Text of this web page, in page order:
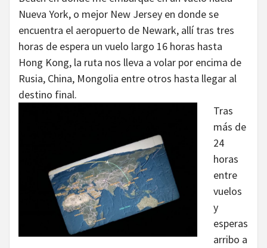
Nueva York, o mejor New Jersey en donde se
encuentra el aeropuerto de Newark, allí tras tres
horas de espera un vuelo largo 16 horas hasta
Hong Kong, la ruta nos lleva a volar por encima de
Rusia, China, Mongolia entre otros hasta llegar al
destino final.
Tras
más de
24
horas
entre
vuelos
y
esperas
arribo a